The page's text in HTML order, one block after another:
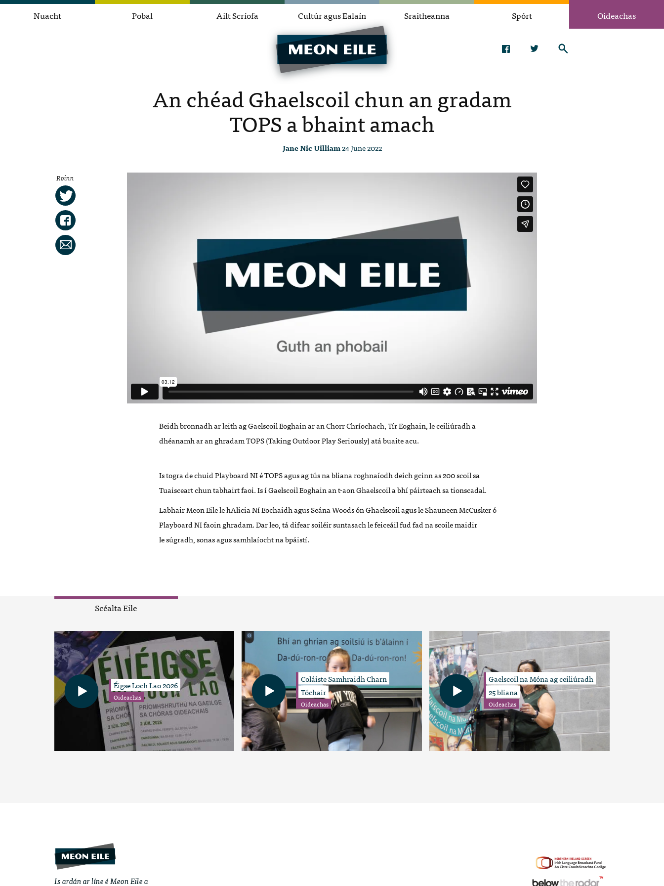
Nuacht Pobal Ailt Scríofa Cultúr agus Ealaín Sraitheanna Spórt Oideachas
An chéad Ghaelscoil chun an gradam
TOPS a bhaint amach
Jane Nic Uilliam24 June 2022
Roinn
Beidh bronnadh ar leith ag Gaelscoil Eoghain ar an Chorr Chríochach, Tír Eoghain, le ceiliúradh a
dhéanamh ar an ghradam TOPS (Taking Outdoor Play Seriously) atá buaite acu.
Is togra de chuid Playboard NI é TOPS agus ag tús na bliana roghnaíodh deich gcinn as 200 scoil sa
Tuaisceart chun tabhairt faoi. Is í Gaelscoil Eoghain an t-aon Ghaelscoil a bhí páirteach sa tionscadal.
Labhair Meon Eile le hAlicia Ní Eochaidh agus Seána Woods ón Ghaelscoil agus le Shauneen McCusker ó
Playboard NI faoin ghradam. Dar leo, tá difear soiléir suntasach le feiceáil fud fad na scoile maidir
le súgradh, sonas agus samhlaíocht na bpáistí.
Scéalta Eile
Éigse Loch Lao 2026
Oideachas
Coláiste Samhraidh Charn
Tóchair
Oideachas
Gaelscoil na Móna ag ceiliúradh
25 bliana
Oideachas
Is ardán ar líne é Meon Eile a